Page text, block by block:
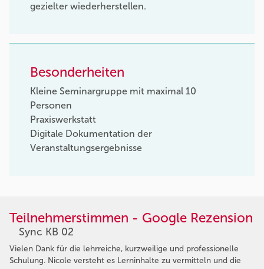
gezielter wiederherstellen.
Besonderheiten
Kleine Seminargruppe mit maximal 10
Personen
Praxiswerkstatt
Digitale Dokumentation der
Veranstaltungsergebnisse
Teilnehmerstimmen - Google Rezension
Sync KB 02
Vielen Dank für die lehrreiche, kurzweilige und professionelle
Schulung. Nicole versteht es Lerninhalte zu vermitteln und die